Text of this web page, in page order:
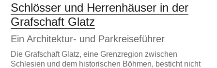
Schlösser und Herrenhäuser in der
Grafschaft Glatz
Ein Architektur- und Parkreiseführer
Die Grafschaft Glatz, eine Grenzregion zwischen
Schlesien und dem historischen Böhmen, besticht nicht